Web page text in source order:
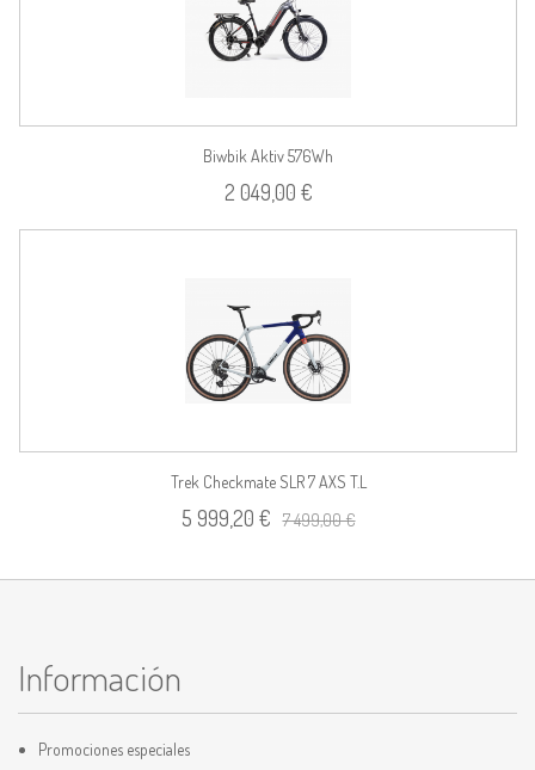
Biwbik Aktiv 576Wh
2 049,00 €
Trek Checkmate SLR 7 AXS T.L
5 999,20 € 7 499,00 €
Información
Promociones especiales